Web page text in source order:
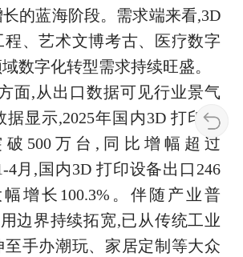
的蓝海阶段。需求端来看,3D
程、艺术文博考古、医疗数字
数字化转型需求持续旺盛。
面,从出口数据可见行业景气
据显示,2025年国内3D 打印机
500万台,同比增幅超过
4月,国内3D 打印设备出口246
增长100.3%。伴随产业普
边界持续拓宽,已从传统工业
手办潮玩、家居定制等大众